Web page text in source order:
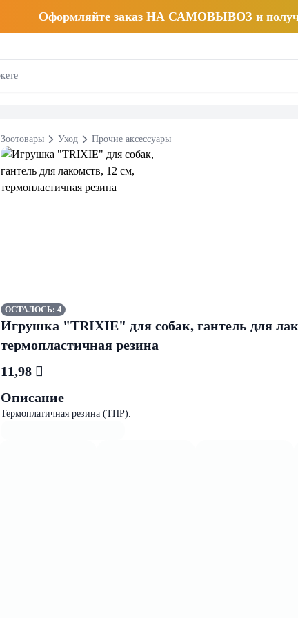
Оформляйте заказ НА САМОВЫВОЗ и
Зоотовары Уход Прочие аксессуары
ОСТАЛОСЬ: 4
Игрушка "TRIXIE" для собак, гантель для
термопластичная резина
11,98 
Описание
Термоплатичная резина (ТПР).